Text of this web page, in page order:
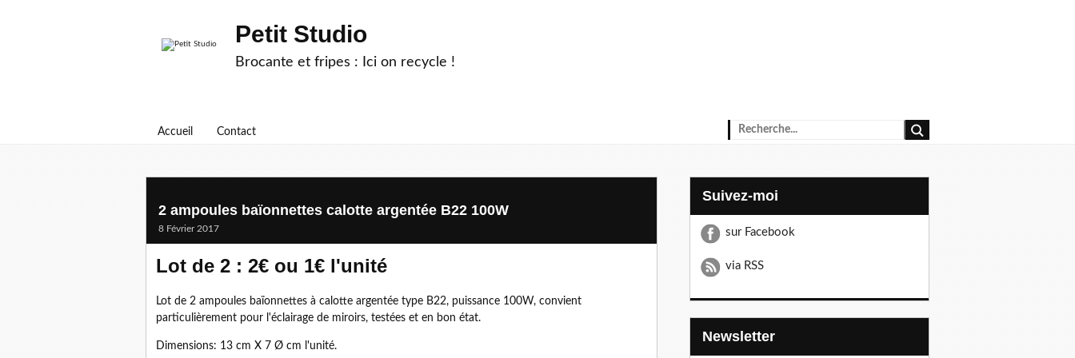
Petit Studio
Brocante et fripes : Ici on recycle !
Accueil Contact
2 ampoules baïonnettes calotte argentée B22 100W
8 Février 2017
Lot de 2 : 2€ ou 1€ l'unité
Lot de 2 ampoules baïonnettes à calotte argentée type B22, puissance 100W, convient
particulièrement pour l'éclairage de miroirs, testées et en bon état.
Dimensions: 13 cm X 7 Ø cm l'unité.
Suivez-moi
sur Facebook
via RSS
Newsletter